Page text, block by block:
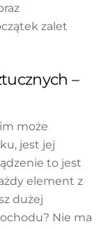
zalet
–
może
jest jej
to jest
element z
dużej
Nie ma